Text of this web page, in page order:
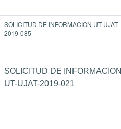
SOLICITUD DE INFORMACION UT-UJAT-
2019-085
SOLICITUD DE INFORMACION
UT-UJAT-2019-021